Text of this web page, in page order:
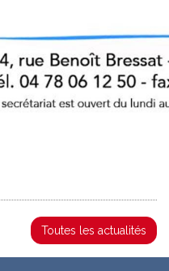
Toutes les actualités